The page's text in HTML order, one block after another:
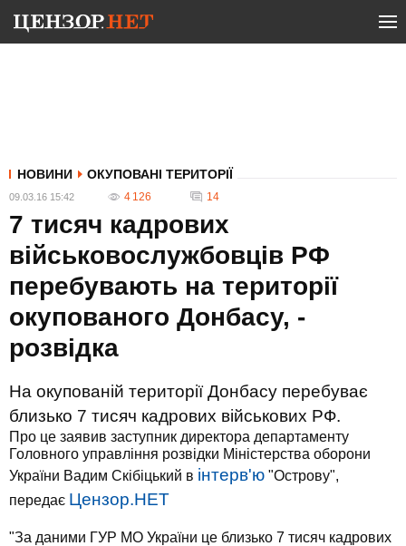
НОВИНИ ОКУПОВАНІ ТЕРИТОРІЇ
09.03.16 15:42 4 126 14
7 тисяч кадрових
військовослужбовців РФ
перебувають на території
окупованого Донбасу, -
розвідка
На окупованій території Донбасу перебуває
близько 7 тисяч кадрових військових РФ.
Про це заявив заступник директора департаменту
Головного управління розвідки Міністерства оборони
України Вадим Скібіцький в інтерв'ю "Острову",
передає Цензор.НЕТ
"За даними ГУР МО України це близько 7 тисяч кадрових